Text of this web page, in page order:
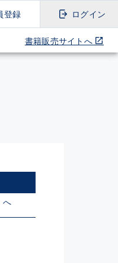
登録 ログイン
書籍販売サイトへ
へ